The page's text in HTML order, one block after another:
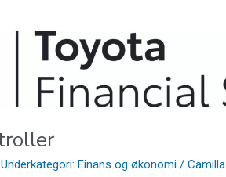
Underkategori: Finans og økonomi /